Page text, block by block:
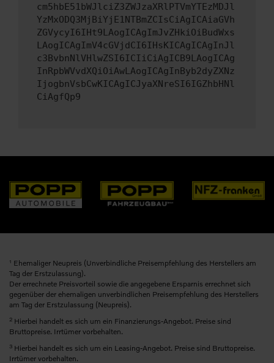
cm5hbE51bWJlciZ3ZWJzaXRlPTVmYTEzMDJl
YzMxODQ3MjBiYjE1NTBmZCIsCiAgICAiaGVh
ZGVycyI6IHt9LAogICAgImJvZHkiOiBudWxs
LAogICAgImV4cGVjdCI6IHsKICAgICAgInJl
c3BvbnNlVHlwZSI6ICIiCiAgICB9LAogICAg
InRpbWVvdXQiOiAwLAogICAgInByb2dyZXNz
IjogbnVsbCwKICAgICJyaXNreSI6IGZhbHNl
CiAgfQp9
1 Ehemaliger Neupreis (Unverbindliche Preisempfehlung des Herstellers am
Tag der Erstzulassung).
Der errechnete Preisvorteil sowie die angegebene Ersparnis errechnet sich
gegenüber der ehemaligen unverbindlichen Preisempfehlung des Herstellers
am Tag der Erstzulassung (Neupreis).
2 Hierbei handelt es sich um ein Finanzierungs-Angebot. Preise sind
Bruttopreise. Irrtümer vorbehalten.
3 Hierbei handelt es sich um ein Leasing-Angebot. Preise sind Bruttopreise.
Irrtümer vorbehalten.